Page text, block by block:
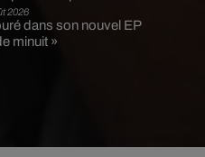
2026
dans son nouvel EP
minuit »